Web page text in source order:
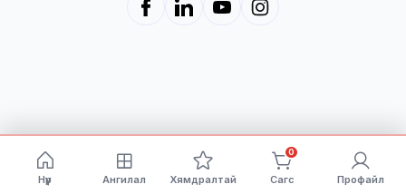
Нүүр Ангилал Хямдралтай
0
Сагс Профайл